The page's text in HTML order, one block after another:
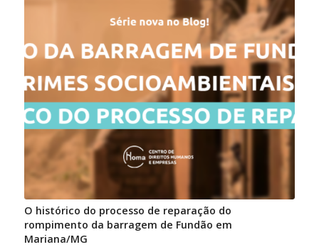
O histórico do processo de reparação do
rompimento da barragem de Fundão em
Mariana/MG